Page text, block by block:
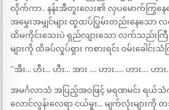
လိုက်ကာ.. နန်းအီတူးလေး၏ လှပမောက်ကြွနေ
အမွှေးအမျှင်များ ထူထပ်ပြွမ်းတည်းနေသော
ထိမကိုင်းသေးပဲ ရှည်လျားသော လက်သည်းကြီးမျ
များကို ထိခပ်လှုပ်ရှား ကစားရင်း ဝမ်းခေါင်း
”အီး… ဟီး… ဟီး… အား …. ဟား….. ဟား…. ဟား
အမင်္ဂလာသံ အပြည့်အဝဖြင့် မရဏမင်း ရယ်သံ
လောင်လွန်းလေရာ ငယ်မှုး… မျက်လုံးများကို တအ